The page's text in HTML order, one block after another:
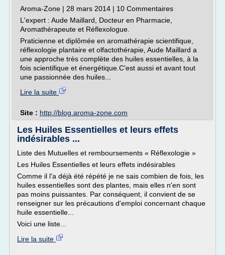
Aroma-Zone | 28 mars 2014 | 10 Commentaires
L'expert : Aude Maillard, Docteur en Pharmacie,
Aromathérapeute et Réflexologue.
Praticienne et diplômée en aromathérapie scientifique,
réflexologie plantaire et olfactothérapie, Aude Maillard a
une approche très complète des huiles essentielles, à la
fois scientifique et énergétique.C'est aussi et avant tout
une passionnée des huiles...
Lire la suite
Site : http://blog.aroma-zone.com
Les Huiles Essentielles et leurs effets
indésirables ...
Liste des Mutuelles et remboursements « Réflexologie »
Les Huiles Essentielles et leurs effets indésirables
Comme il l'a déjà été répété je ne sais combien de fois, les
huiles essentielles sont des plantes, mais elles n'en sont
pas moins puissantes. Par conséquent, il convient de se
renseigner sur les précautions d'emploi concernant chaque
huile essentielle...
Voici une liste...
Lire la suite